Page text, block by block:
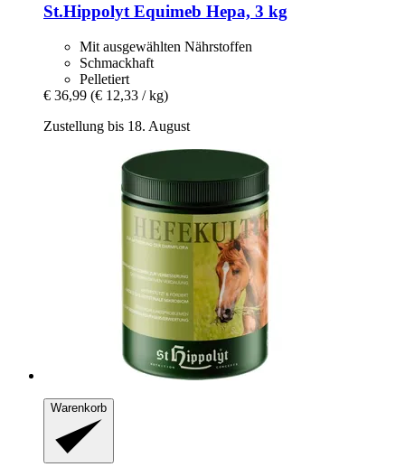
St.Hippolyt Equimeb Hepa, 3 kg
Mit ausgewählten Nährstoffen
Schmackhaft
Pelletiert
€ 36,99 (€ 12,33 / kg)
Zustellung bis 18. August
Warenkorb